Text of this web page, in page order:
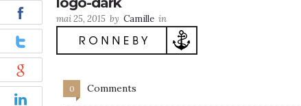
mai 25, 2015 by Camille in
0 Comments